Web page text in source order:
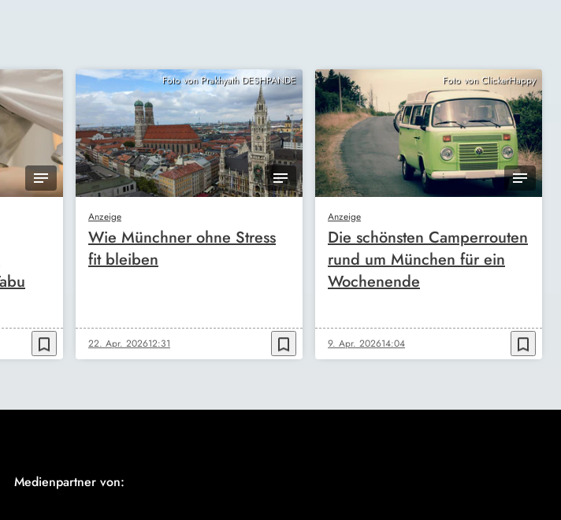
bookmark_border
Foto von Prakhyath DESHPANDE
Anzeige
Wie Münchner ohne Stress
fit bleiben
22. Apr. 202612:31 bookmark_border
Foto von ClickerHappy
Anzeige
Die schönsten Camperrouten
rund um München für ein
Wochenende
9. Apr. 202614:04 bookmark_border
Medienpartner von: